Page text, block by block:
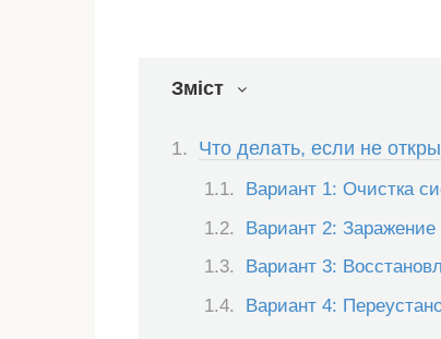
Зміст
Что делать, если не
Вариант 1: Очистка
Вариант 2:
Вариант 3:
Вариант 4: